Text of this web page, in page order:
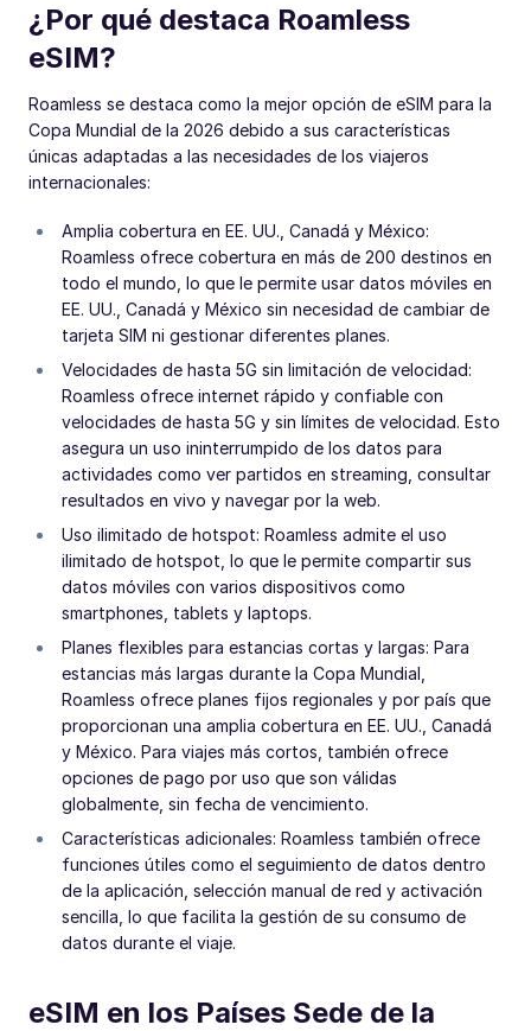
¿Por qué destaca Roamless
eSIM?
Roamless se destaca como la mejor opción de eSIM para la
Copa Mundial de la 2026 debido a sus características
únicas adaptadas a las necesidades de los viajeros
internacionales:
Amplia cobertura en EE. UU., Canadá y México:
Roamless ofrece cobertura en más de 200 destinos en
todo el mundo, lo que le permite usar datos móviles en
EE. UU., Canadá y México sin necesidad de cambiar de
tarjeta SIM ni gestionar diferentes planes.
Velocidades de hasta 5G sin limitación de velocidad:
Roamless ofrece internet rápido y confiable con
velocidades de hasta 5G y sin límites de velocidad. Esto
asegura un uso ininterrumpido de los datos para
actividades como ver partidos en streaming, consultar
resultados en vivo y navegar por la web.
Uso ilimitado de hotspot: Roamless admite el uso
ilimitado de hotspot, lo que le permite compartir sus
datos móviles con varios dispositivos como
smartphones, tablets y laptops.
Planes flexibles para estancias cortas y largas: Para
estancias más largas durante la Copa Mundial,
Roamless ofrece planes fijos regionales y por país que
proporcionan una amplia cobertura en EE. UU., Canadá
y México. Para viajes más cortos, también ofrece
opciones de pago por uso que son válidas
globalmente, sin fecha de vencimiento.
Características adicionales: Roamless también ofrece
funciones útiles como el seguimiento de datos dentro
de la aplicación, selección manual de red y activación
sencilla, lo que facilita la gestión de su consumo de
datos durante el viaje.
eSIM en los Países Sede de la